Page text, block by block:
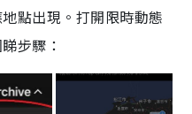
點出現。打開限時動態
步驟：